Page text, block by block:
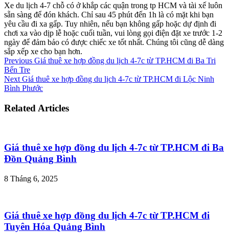
Xe du lịch 4-7 chỗ có ở khắp các quận trong tp HCM và tài xế luôn
sẵn sàng để đón khách. Chỉ sau 45 phút đến 1h là có mặt khi bạn
yêu cầu đi xa gấp. Tuy nhiên, nếu bạn không gấp hoặc dự định đi
chơi xa vào dịp lễ hoặc cuối tuần, vui lòng gọi điện đặt xe trước 1-2
ngày để đảm bảo có được chiếc xe tốt nhất. Chúng tôi cũng dễ dàng
sắp xếp xe cho bạn hơn.
Previous Giá thuê xe hợp đồng du lịch 4-7c từ TP.HCM đi Ba Tri
Bến Tre
Next Giá thuê xe hợp đồng du lịch 4-7c từ TP.HCM đi Lộc Ninh
Bình Phước
Related Articles
Giá thuê xe hợp đồng du lịch 4-7c từ TP.HCM đi Ba
Đồn Quảng Bình
8 Tháng 6, 2025
Giá thuê xe hợp đồng du lịch 4-7c từ TP.HCM đi
Tuyên Hóa Quảng Bình